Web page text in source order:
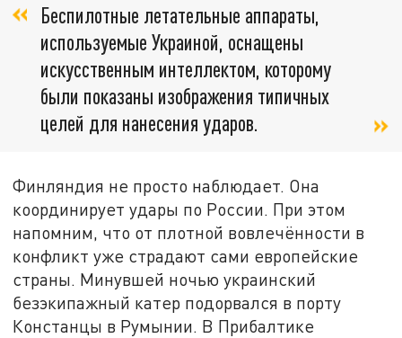
Беспилотные летательные аппараты,
используемые Украиной, оснащены
искусственным интеллектом, которому
были показаны изображения типичных
целей для нанесения ударов.
Финляндия не просто наблюдает. Она
координирует удары по России. При этом
напомним, что от плотной вовлечённости в
конфликт уже страдают сами европейские
страны. Минувшей ночью украинский
безэкипажный катер подорвался в порту
Констанцы в Румынии. В Прибалтике